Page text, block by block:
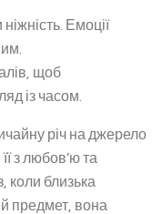
Емоції
щоб
із часом.
річ на джерело
з любов’ю та
коли близька
предмет, вона